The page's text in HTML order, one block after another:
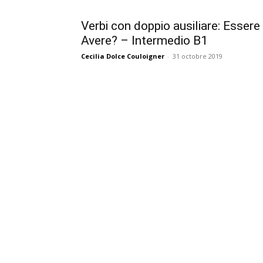
Verbi con doppio ausiliare: Essere
Avere? – Intermedio B1
Cecilia Dolce Couloigner - 31 octobre 2019